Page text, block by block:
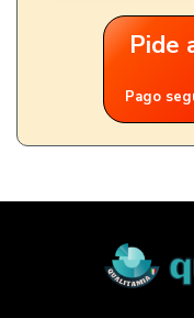
Pide
Pago